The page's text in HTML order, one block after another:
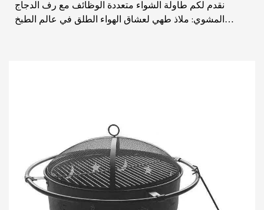
نقدم لكم طاولة الشواء متعددة الوظائف مع رف الدجاج
المشوي: ملاذ طهي لعشاق الهواء الطلق في عالم الطبخ